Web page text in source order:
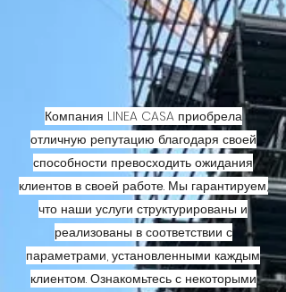
Компания LINEA CASA приобрела
отличную репутацию благодаря своей
способности превосходить ожидания
клиентов в своей работе. Мы гарантируем,
что наши услуги структурированы и
реализованы в соответствии с
параметрами, установленными каждым
клиентом. Ознакомьтесь с некоторыми